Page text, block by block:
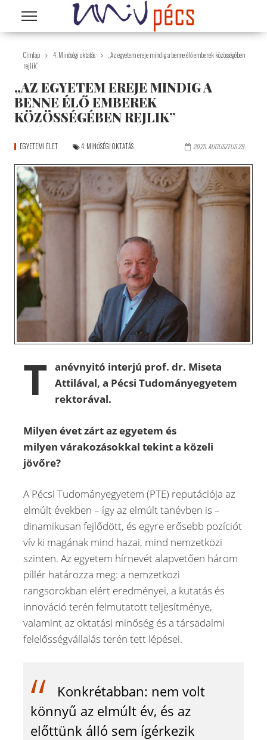
Ugrás a tartalomra
Címlap 4. Minőségi oktatás
„Az egyetem ereje mindig a benne élő emberek közösségében
rejlik”
„AZ EGYETEM EREJE MINDIG A
BENNE ÉLŐ EMBEREK
KÖZÖSSÉGÉBEN REJLIK”
EGYETEMI ÉLET 4. MINŐSÉGI OKTATÁS 2025. AUGUSZTUS 29.
T anévnyitó interjú prof. dr. Miseta
Attilával, a Pécsi Tudományegyetem
rektorával.
Milyen évet zárt az egyetem és
milyen várakozásokkal tekint a közeli
jövőre?
A Pécsi Tudományegyetem (PTE) reputációja az
elmúlt években – így az elmúlt tanévben is –
dinamikusan fejlődött, és egyre erősebb pozíciót
vív ki magának mind hazai, mind nemzetközi
szinten. Az egyetem hírnevét alapvetően három
pillér határozza meg: a nemzetközi
rangsorokban elért eredményei, a kutatás és
innováció terén felmutatott teljesítménye,
valamint az oktatási minőség és a társadalmi
felelősségvállalás terén tett lépései.
Konkrétabban: nem volt
könnyű az elmúlt év, és az
előttünk álló sem ígérkezik